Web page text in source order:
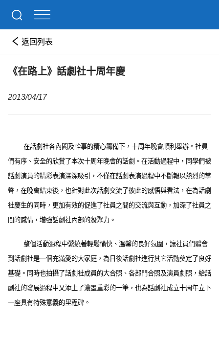
返回列表
《在路上》話劇社十周年慶
2013/04/17
在話劇社各內閣及幹事的精心籌備下，十周年晚會順利舉辦。社員
們有序、安全的欣賞了本次十周年晚會的話劇。在活動過程中，同學們被
話劇演員的精彩表演深深吸引，不僅在話劇表演過程中不斷報以熱烈的掌
聲，在晚會結束後，也針對此次話劇交流了彼此的感悟與看法，在為話劇
社慶生的同時，更加有效的促進了社員之間的交流與互動，加深了社員之
間的感情，增強話劇社內部的凝聚力。
整個活動過程中縈繞著輕鬆愉快、溫馨的良好氛圍，讓社員們體會
到話劇社是一個充滿愛的大家庭，為日後話劇社進行其它活動奠定了良好
基礎。同時也拍攝了話劇社成員的大合照、各部門合照及演員劇照，給話
劇社的發展過程中又添上了濃墨重彩的一筆，也為話劇社成立十周年立下
一座具有特殊意義的里程碑。